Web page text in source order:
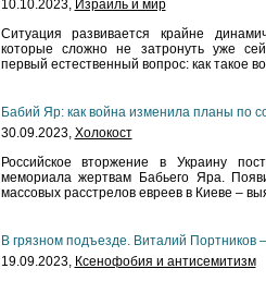
10.10.2023, Израиль и мир
Ситуация развивается крайне
которые сложно не затронуть уже
первый естественный вопрос: как такое
Бабий Яр: как война изменила планы по
30.09.2023, Холокост
Российское вторжение в Украину
мемориала жертвам Бабьего Яра.
массовых расстрелов евреев в Киеве –
В грязном подъезде. Виталий Портников
19.09.2023, Ксенофобия и антисемитизм